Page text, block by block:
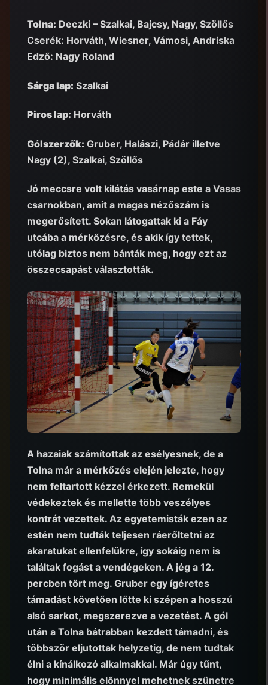
Tolna: Deczki – Szalkai, Bajcsy, Nagy, Szöllős
Cserék: Horváth, Wiesner, Vámosi, Andriska
Edző: Nagy Roland
Sárga lap: Szalkai
Piros lap: Horváth
Gólszerzők: Gruber, Halászi, Pádár illetve
Nagy (2), Szalkai, Szöllős
Jó meccsre volt kilátás vasárnap este a Vasas
csarnokban, amit a magas nézőszám is
megerősített. Sokan látogattak ki a Fáy
utcába a mérkőzésre, és akik így tettek,
utólag biztos nem bánták meg, hogy ezt az
összecsapást választották.
A hazaiak számítottak az esélyesnek, de a
Tolna már a mérkőzés elején jelezte, hogy
nem feltartott kézzel érkezett. Remekül
védekeztek és mellette több veszélyes
kontrát vezettek. Az egyetemisták ezen az
estén nem tudták teljesen ráerőltetni az
akaratukat ellenfelükre, így sokáig nem is
találtak fogást a vendégeken. A jég a 12.
percben tört meg. Gruber egy ígéretes
támadást követően lőtte ki szépen a hosszú
alsó sarkot, megszerezve a vezetést. A gól
után a Tolna bátrabban kezdett támadni, és
többször eljutottak helyzetig, de nem tudtak
élni a kínálkozó alkalmakkal. Már úgy tűnt,
hogy minimális előnnyel mehetnek szünetre